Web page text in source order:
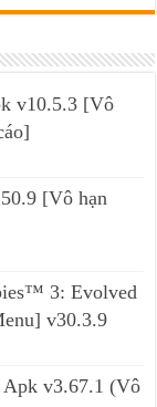
v10.5.3 [Vô
[Vô hạn
3: Evolved
v30.3.9
Apk v3.67.1 (Vô